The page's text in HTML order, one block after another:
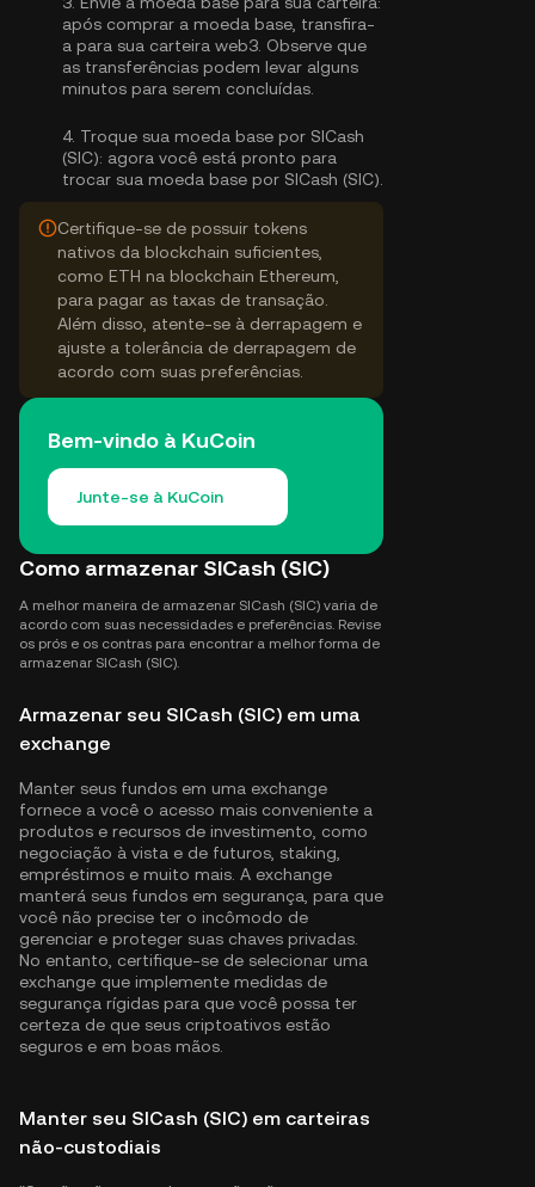
após comprar a moeda base, transfira-
a para sua carteira web3. Observe que
as transferências podem levar alguns
minutos para serem concluídas.
4. Troque sua moeda base por SICash
(SIC): agora você está pronto para
trocar sua moeda base por SICash (SIC).
Certifique-se de possuir tokens
nativos da blockchain suficientes,
como ETH na blockchain Ethereum,
para pagar as taxas de transação.
Além disso, atente-se à derrapagem e
ajuste a tolerância de derrapagem de
acordo com suas preferências.
Bem-vindo à KuCoin
Junte-se à KuCoin
Como armazenar SICash (SIC)
A melhor maneira de armazenar SICash (SIC) varia de
acordo com suas necessidades e preferências. Revise
os prós e os contras para encontrar a melhor forma de
armazenar SICash (SIC).
Armazenar seu SICash (SIC) em uma
exchange
Manter seus fundos em uma exchange
fornece a você o acesso mais conveniente a
produtos e recursos de investimento, como
negociação à vista e de futuros, staking,
empréstimos e muito mais. A exchange
manterá seus fundos em segurança, para que
você não precise ter o incômodo de
gerenciar e proteger suas chaves privadas.
No entanto, certifique-se de selecionar uma
exchange que implemente medidas de
segurança rígidas para que você possa ter
certeza de que seus criptoativos estão
seguros e em boas mãos.
Manter seu SICash (SIC) em carteiras
não-custodiais